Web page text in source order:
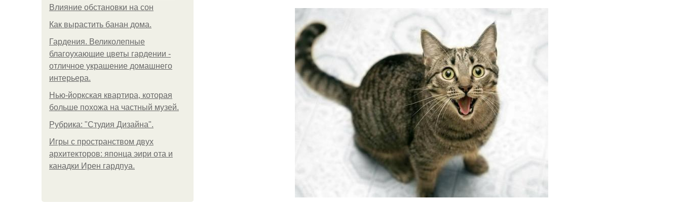
Влияние обстановки на сон
Как вырастить банан дома.
Гардения. Великолепные
благоухающие цветы гардении -
отличное украшение домашнего
интерьера.
Нью-йоркская квартира, которая
больше похожа на частный музей.
Рубрика: "Студия Дизайна".
Игры с пространством двух
архитекторов: японца эири ота и
канадки Ирен гардпуа.